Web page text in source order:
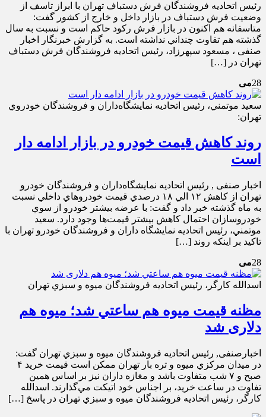
رئيس اتحاديه فروشندگان فرش دستباف تهران با ابراز تاسف از
وضعيت فرش دستباف در بازار داخل و خارج از کشور گفت:
متاسفانه هم اکنون در بازار فرش رکود حاکم است و نسبت به سال
گذشته هم تفاوت چنداني نداشته است. به گزارش خبرنگار اخبار
صنفی ، مسعود سپهرزاد، رئيس اتحاديه فروشندگان فرش دستباف
تهران در […]
28می
سعيد موتمني، رئيس اتحاديه نمايشگاه‌داران و فروشندگان خودروي
تهران:
روند کاهش قيمت خودرو در بازار ادامه ‌دار
است
اخبار صنفی , رئيس اتحاديه نمايشگاه‌داران و فروشندگان خودرو
تهران از کاهش ۱۲ الي ۱۸ درصدي قيمت خودرو‌هاي داخلي نسبت
به ماه گذشته خبر داد و گفت: با عرضه بيشتر خودرو از سوي
خودروسازان احتمال کاهش بيشتر قيمت‌ها وجود دارد. سعيد
موتمني، رئيس اتحاديه نمايشگاه داران و فروشندگان خودرو تهران با
تاکيد بر اينکه روند […]
28می
اسدالله كارگر، رئيس اتحاديه فروشندگان ميوه و سبزي تهران
مظنه قيمت ميوه هم ساعتي شد؛ میوه هم
دلاری شد
اخبارصنفی, رئيس اتحاديه فروشندگان ميوه و سبزي تهران گفت:
در ميدان مركزي ميوه و تره ‌بار تهران ممكن است قيمت خريد ۴
صبح و ۷ شب متفاوت باشد و مغازه‌ داران نيز بر اساس همين
تفاوت در ساعت خريد، بر اجناس خود اتيكت مي‌گذارند. اسدالله
كارگر، رئيس اتحاديه فروشندگان ميوه و سبزي تهران در پاسخ […]